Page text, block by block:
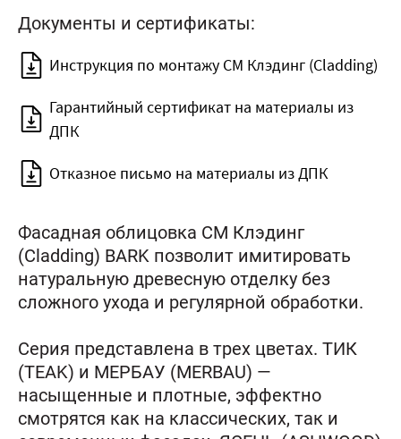
Документы и сертификаты:
Инструкция по монтажу CM Клэдинг (Cladding)
Гарантийный сертификат на материалы из
ДПК
Отказное письмо на материалы из ДПК
Фасадная облицовка CM Клэдинг
(Cladding) BARK позволит имитировать
натуральную древесную отделку без
сложного ухода и регулярной обработки.
Серия представлена в трех цветах. ТИК
(TEAK) и МЕРБАУ (MERBAU) —
насыщенные и плотные, эффектно
смотрятся как на классических, так и